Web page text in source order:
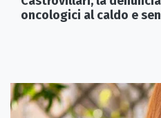
oncologici al caldo e